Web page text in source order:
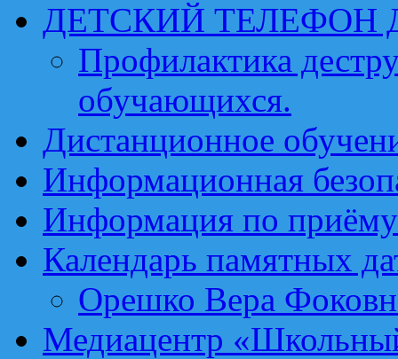
ДЕТСКИЙ ТЕЛЕФОН
Профилактика
обучающихся.
Дистанционное
Информационная
Информация по
Календарь памятных
Орешко Вера
Медиацентр